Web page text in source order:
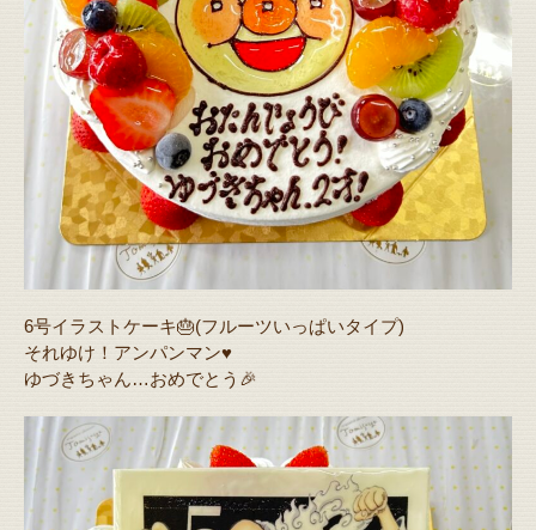
6号イラストケーキ🎂(フルーツいっぱいタイプ)
それゆけ！アンパンマン♥️
ゆづきちゃん…おめでとう🎉